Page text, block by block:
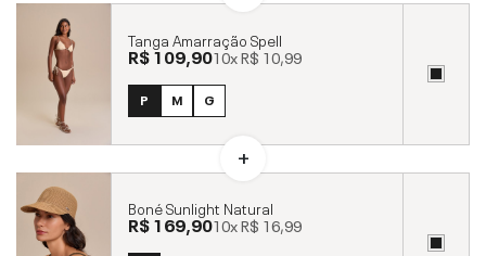
Tanga Amarração Spell
R$ 109,9010xR$ 10,99
P M G
Boné Sunlight Natural
R$ 169,9010xR$ 16,99